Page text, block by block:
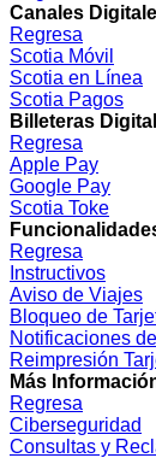
Canales
Regresa
Scotia Móvil
Scotia en Línea
Scotia Pagos
Billeteras
Regresa
Apple Pay
Google Pay
Scotia Toke
Regresa
Instructivos
Aviso de Viajes
Bloqueo de
Notificaciones
Reimpresión
Más
Regresa
Ciberseguridad
Consultas y